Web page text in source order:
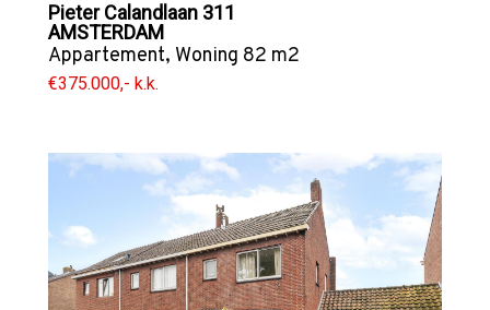
Pieter Calandlaan 311
AMSTERDAM
Appartement, Woning 82 m2
€375.000,- k.k.